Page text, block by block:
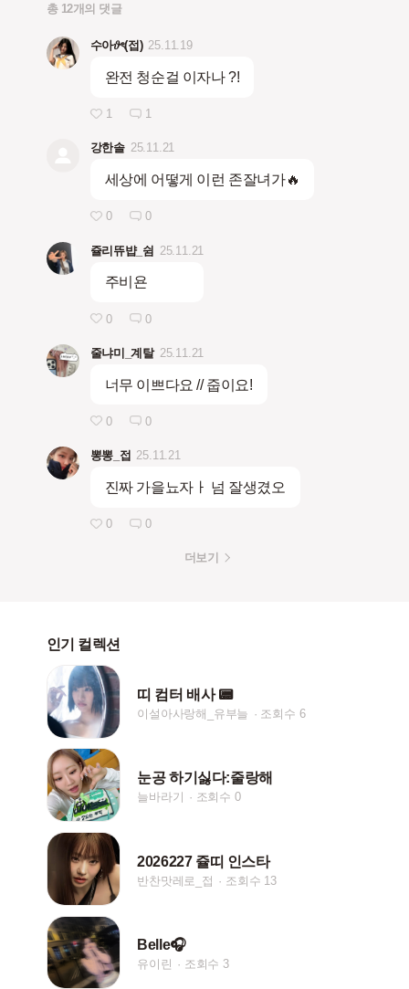
총 12개의 댓글
수아𝜗ৎ(접) 25.11.19
완전 청순걸 이자나 ?!
1 1
강한솔 25.11.21
세상에 어떻게 이런 존잘녀가🔥
0 0
쥴리뜌뱝_쉼 25.11.21
주비욘
0 0
줄냐미_계탈 25.11.21
너무 이쁘다요 // 줍이요!
0 0
뽕뽕_접 25.11.21
진짜 가을뇨자ㅏ 넘 잘생겼오
0 0
더보기
인기 컬렉션
띠 컴터 배사 📟
이설아사랑해_유부늘 조회수 6
눈공 하기싫다:줄랑해
늘바라기 조회수 0
2026227 쥴띠 인스타
반찬맛레로_접 조회수 13
Belle🎧
유이린 조회수 3